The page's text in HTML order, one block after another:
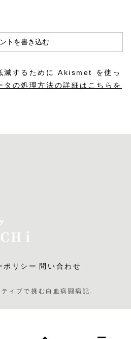
トを書き込む
減するために Akismet を使っ
タの処理方法の詳細はこちらを
ポリシー 問い合わせ
ィブで挑む白血病闘病記.